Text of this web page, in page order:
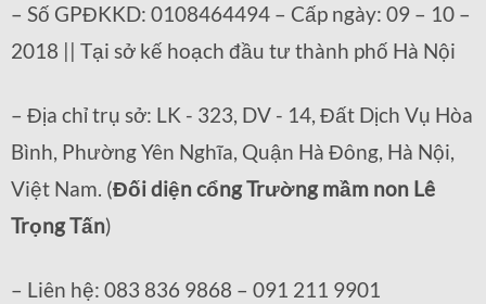
– Số GPĐKKD: 0108464494 – Cấp ngày: 09 – 10 –
2018 || Tại sở kế hoạch đầu tư thành phố Hà Nội
– Địa chỉ trụ sở: LK - 323, DV - 14, Đất Dịch Vụ Hòa
Bình, Phường Yên Nghĩa, Quận Hà Đông, Hà Nội,
Việt Nam. (Đối diện cổng Trường mầm non Lê
Trọng Tấn)
– Liên hệ: 083 836 9868 – 091 211 9901